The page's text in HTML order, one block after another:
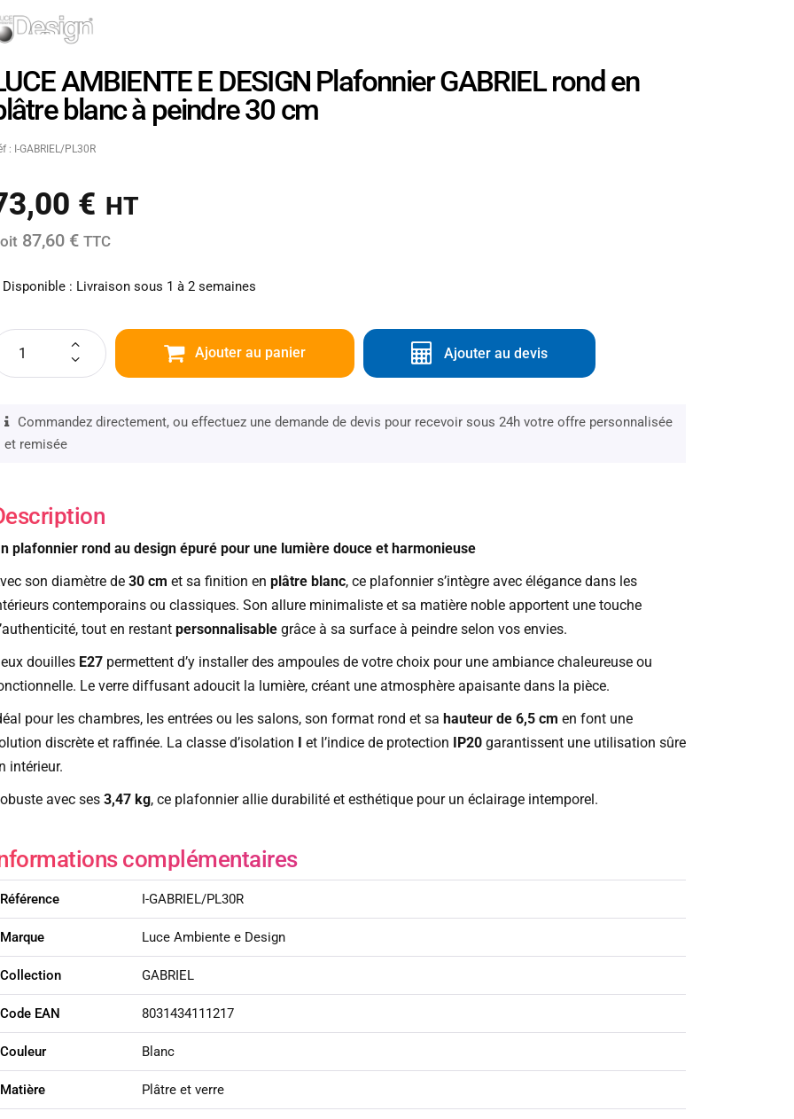
AMBIENTE E DESIGN Plafonnier GABRIEL rond en
blanc à peindre 30 cm
: I-GABRIEL/PL30R
€ HT
87,60 € TTC
: Livraison sous 1 à 2 semaines
Ajouter au panier Ajouter au devis
Commandez directement, ou effectuez une demande de devis pour recevoir sous 24h votre offre personnalisée
et remisée
plafonnier rond au design épuré pour une lumière douce et harmonieuse
son diamètre de 30 cm et sa finition en plâtre blanc, ce plafonnier s’intègre avec élégance dans les
contemporains ou classiques. Son allure minimaliste et sa matière noble apportent une touche
tout en restant personnalisablegrâce à sa surface à peindre selon vos envies.
douilles E27permettent d’y installer des ampoules de votre choix pour une ambiance chaleureuse ou
Le verre diffusant adoucit la lumière, créant une atmosphère apaisante dans la pièce.
pour les chambres, les entrées ou les salons, son format rond et sa hauteur de 6,5 cm en font une
discrète et raffinée. La classe d’isolation I et l’indice de protection IP20garantissent une utilisation sûre
intérieur.
avec ses 3,47 kg, ce plafonnier allie durabilité et esthétique pour un éclairage intemporel.
complémentaires
Référence I-GABRIEL/PL30R
Marque Luce Ambiente e Design
Collection GABRIEL
Code EAN 8031434111217
Couleur Blanc
Matière Plâtre et verre